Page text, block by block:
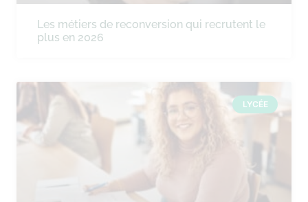
Les métiers de reconversion qui recrutent le
plus en 2026
LYCÉE